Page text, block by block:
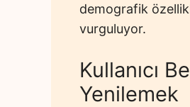
demografik
vurguluyor.
Kullanıcı
Yenilemek